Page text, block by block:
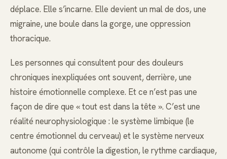
déplace. Elle s’incarne. Elle devient un mal de dos, une
migraine, une boule dans la gorge, une oppression
thoracique.
Les personnes qui consultent pour des douleurs
chroniques inexpliquées ont souvent, derrière, une
histoire émotionnelle complexe. Et ce n’est pas une
façon de dire que « tout est dans la tête ». C’est une
réalité neurophysiologique : le système limbique (le
centre émotionnel du cerveau) et le système nerveux
autonome (qui contrôle la digestion, le rythme cardiaque,